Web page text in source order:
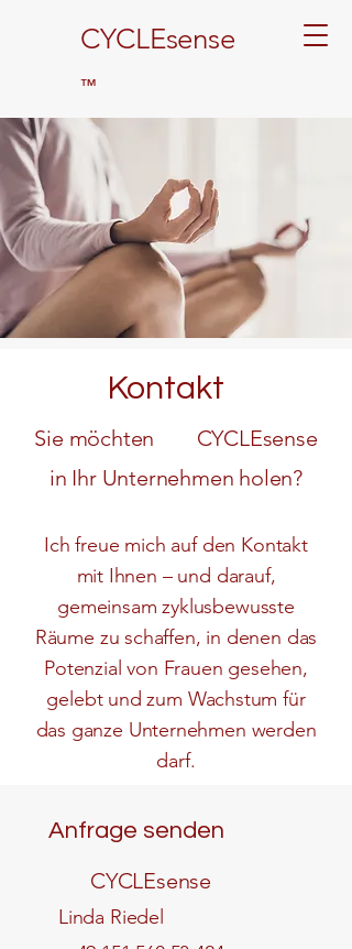
CYCLEsense
™
Kontakt
Sie möchten CYCLEsense
in Ihr Unternehmen holen?
Ich freue mich auf den Kontakt
mit Ihnen – und darauf,
gemeinsam zyklusbewusste
Räume zu schaffen, in denen das
Potenzial von Frauen gesehen,
gelebt und zum Wachstum für
das ganze Unternehmen werden
darf.
Anfrage senden
CYCLEsense
Linda Riedel